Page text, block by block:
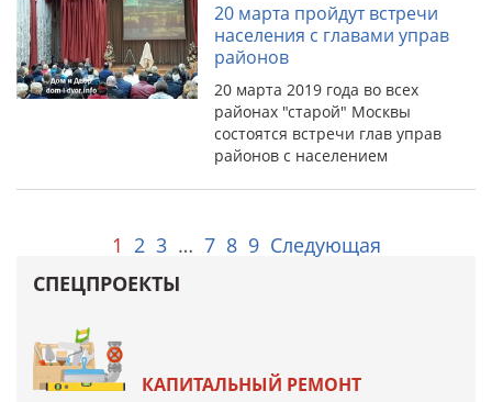
20 марта пройдут встречи
населения с главами управ
районов
20 марта 2019 года во всех
районах "старой" Москвы
состоятся встречи глав управ
районов с населением
1 2 3 … 7 8 9 Следующая
СПЕЦПРОЕКТЫ
КАПИТАЛЬНЫЙ РЕМОНТ